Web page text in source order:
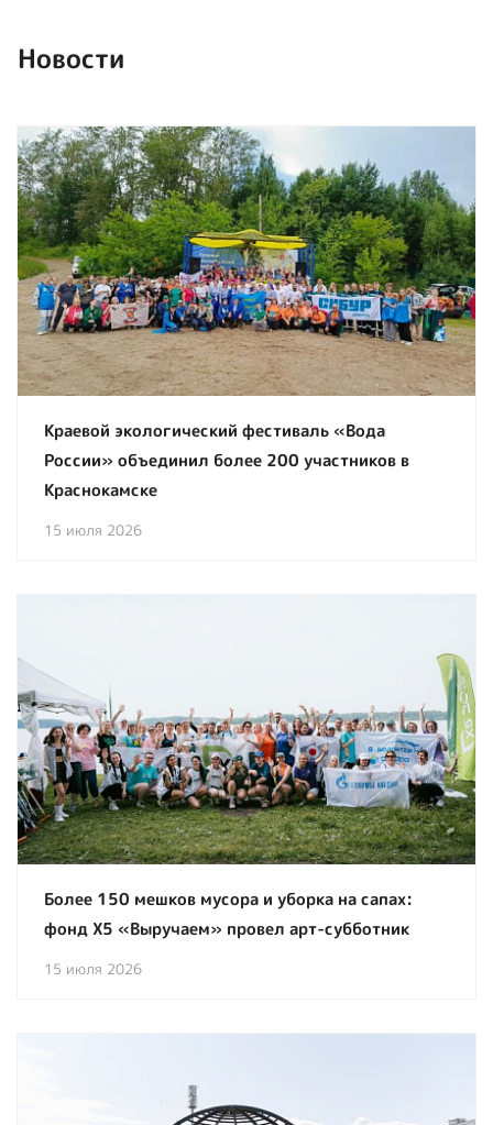
Новости
15 июля 2026
Краевой экологический фестиваль «Вода
России» объединил более 200 участников в
Краснокамске
15 июля 2026
Более 150 мешков мусора и уборка на сапах:
фонд X5 «Выручаем» провел арт-субботник